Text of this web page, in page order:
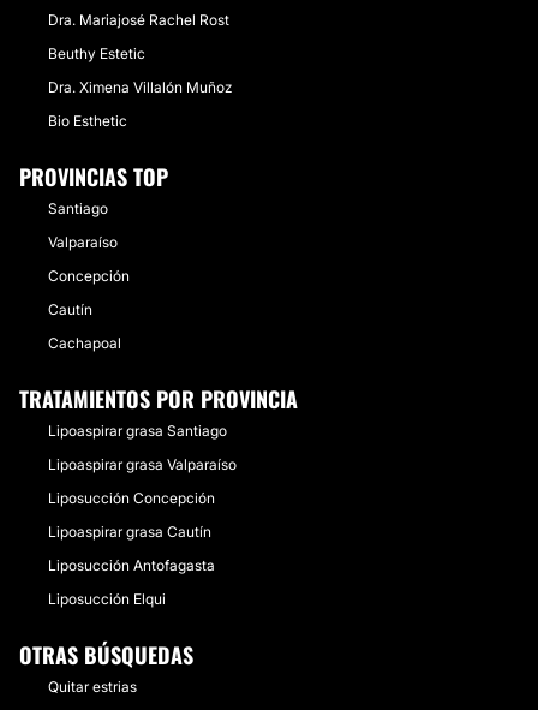
Dra. Mariajosé Rachel Rost
Beuthy Estetic
Dra. Ximena Villalón Muñoz
Bio Esthetic
PROVINCIAS TOP
Santiago
Valparaíso
Concepción
Cautín
Cachapoal
TRATAMIENTOS POR PROVINCIA
Lipoaspirar grasa Santiago
Lipoaspirar grasa Valparaíso
Liposucción Concepción
Lipoaspirar grasa Cautín
Liposucción Antofagasta
Liposucción Elqui
OTRAS BÚSQUEDAS
Quitar estrias